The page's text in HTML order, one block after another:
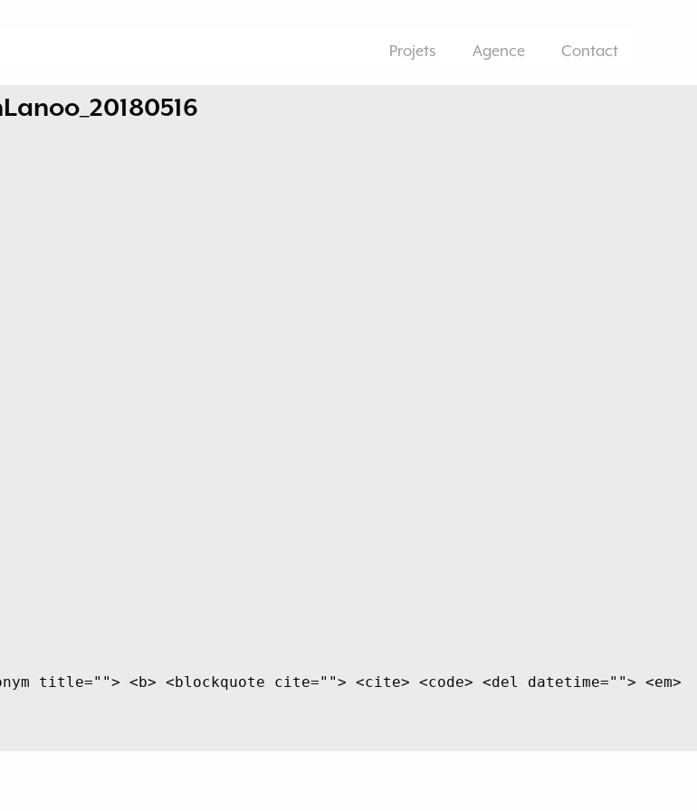
Projets Agence Contact
title=""> <b> <blockquote cite=""> <cite> <code> <del datetime=""> <em>